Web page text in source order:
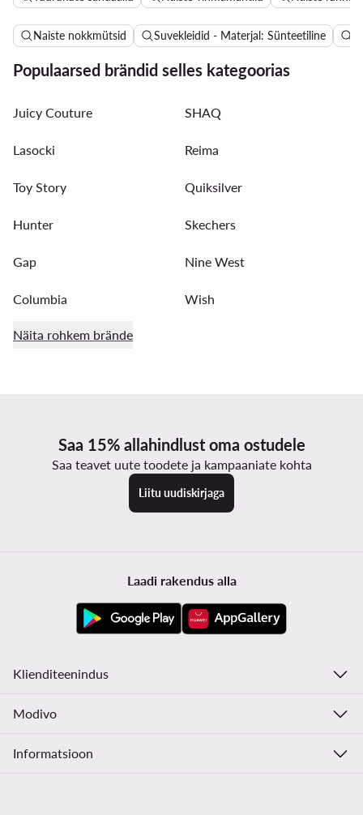
Naiste nokkmütsid Suvekleidid - Materjal: Sünteetiline
Populaarsed brändid selles kategoorias
Juicy Couture SHAQ
Lasocki Reima
Toy Story Quiksilver
Hunter Skechers
Gap Nine West
Columbia Wish
Näita rohkem brände
Saa 15% allahindlust oma ostudele
Saa teavet uute toodete ja kampaaniate kohta
Liitu uudiskirjaga
Laadi rakendus alla
Klienditeenindus
Modivo
Informatsioon